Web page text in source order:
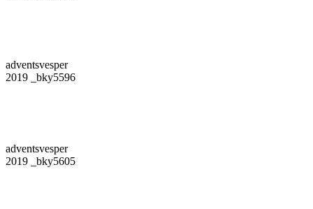
adventsvesper
2019 _bky5596
adventsvesper
2019 _bky5605